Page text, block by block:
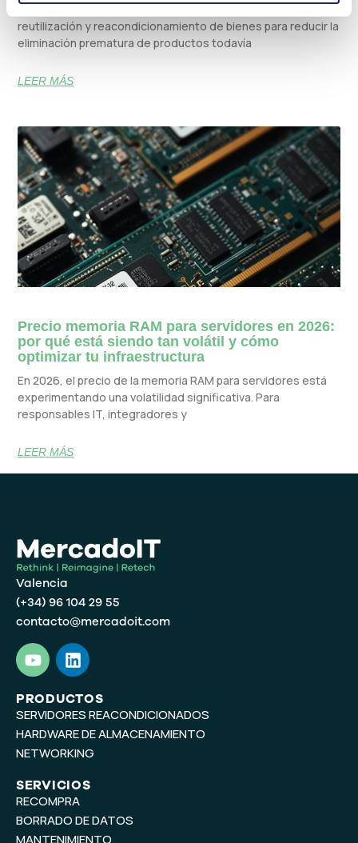
La Directiva (UE) 2024/1799 refuerza la reparación,
reutilización y reacondicionamiento de bienes para reducir la
eliminación prematura de productos todavía
LEER MÁS
Precio memoria RAM para servidores en 2026:
por qué está siendo tan volátil y cómo
optimizar tu infraestructura
En 2026, el precio de la memoria RAM para servidores está
experimentando una volatilidad significativa. Para
responsables IT, integradores y
LEER MÁS
Valencia
(+34) 96 104 29 55
contacto@mercadoit.com
Y
o
u
t
u
b
e
L
i
n
k
e
d
i
PRODUCTOS
SERVIDORES REACONDICIONADOS
HARDWARE DE ALMACENAMIENTO
NETWORKING
SERVICIOS
RECOMPRA
BORRADO DE DATOS